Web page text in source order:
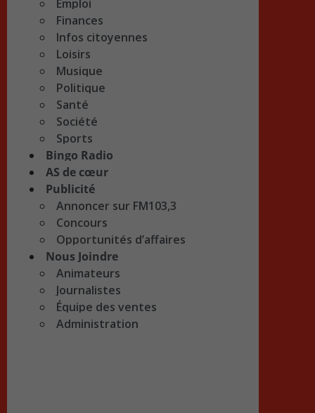
Emploi
Finances
Infos citoyennes
Loisirs
Musique
Politique
Santé
Société
Sports
Bingo Radio
AS de cœur
Publicité
Annoncer sur FM103,3
Concours
Opportunités d’affaires
Nous Joindre
Animateurs
Journalistes
Équipe des ventes
Administration